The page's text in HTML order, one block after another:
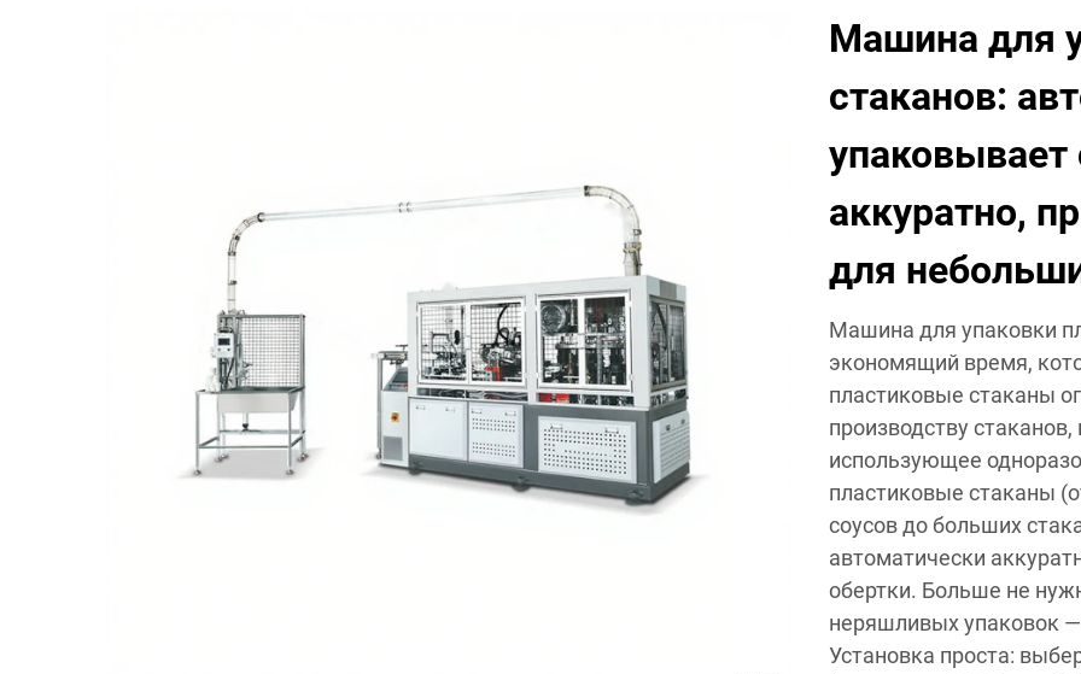
Машина для
стаканов:
аккуратно,
для
Машина для упаковки
экономящий время,
пластиковые стаканы
производству
использующее
пластиковые стаканы
соусов до больших
автоматически
обертки. Больше не
неряшливых упаковок
Установка проста: